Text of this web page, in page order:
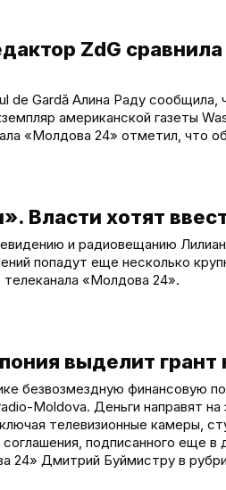
ZdG
de Gardă Алина Раду
американской газеты
«Молдова 24» отметил, что
Власти хотят
и радиовещанию
попадут еще несколько
«Молдова 24».
выделит
безвозмездную финансовую
Moldova. Деньги направят
телевизионные камеры,
подписанного еще
24» Дмитрий Буймистру в